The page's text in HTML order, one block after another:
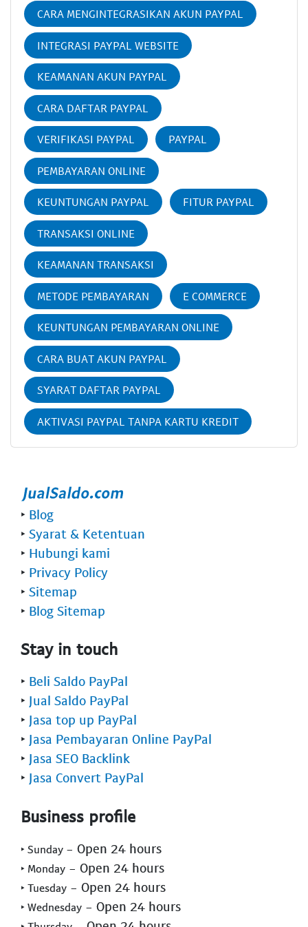
CARA MENGINTEGRASIKAN AKUN PAYPAL
INTEGRASI PAYPAL WEBSITE
KEAMANAN AKUN PAYPAL
CARA DAFTAR PAYPAL
VERIFIKASI PAYPAL PAYPAL
PEMBAYARAN ONLINE
KEUNTUNGAN PAYPAL FITUR PAYPAL
TRANSAKSI ONLINE
KEAMANAN TRANSAKSI
METODE PEMBAYARAN E COMMERCE
KEUNTUNGAN PEMBAYARAN ONLINE
CARA BUAT AKUN PAYPAL
SYARAT DAFTAR PAYPAL
AKTIVASI PAYPAL TANPA KARTU KREDIT
‣ Blog
‣ Syarat & Ketentuan
‣ Hubungi kami
‣ Privacy Policy
‣ Sitemap
‣ Blog Sitemap
Stay in touch
‣ Beli Saldo PayPal
‣ Jual Saldo PayPal
‣ Jasa top up PayPal
‣ Jasa Pembayaran Online PayPal
‣ Jasa SEO Backlink
‣ Jasa Convert PayPal
Business profile
‣ Sunday - Open 24 hours
‣ Monday - Open 24 hours
‣ Tuesday - Open 24 hours
‣ Wednesday - Open 24 hours